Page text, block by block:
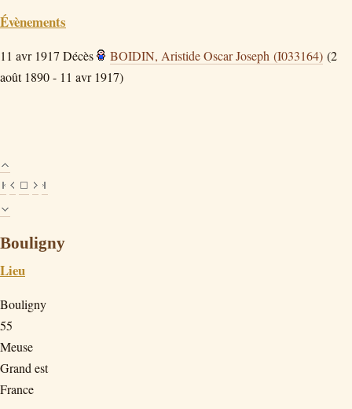
Évènements
11 avr 1917 Décès BOIDIN, Aristide Oscar Joseph (I033164) (2
août 1890 - 11 avr 1917)
Bouligny
Lieu
Bouligny
55
Meuse
Grand est
France